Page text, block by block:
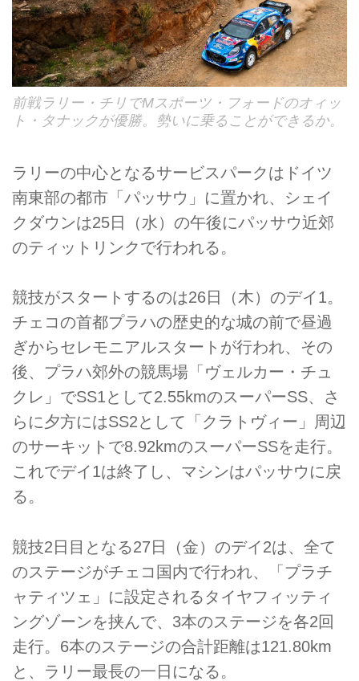
前戦ラリー・チリでMスポーツ・フォードのオィッ
ト・タナックが優勝。勢いに乗ることができるか。
ラリーの中心となるサービスパークはドイツ
南東部の都市「パッサウ」に置かれ、シェイ
クダウンは25日（水）の午後にパッサウ近郊
のティットリンクで行われる。
競技がスタートするのは26日（木）のデイ1。
チェコの首都プラハの歴史的な城の前で昼過
ぎからセレモニアルスタートが行われ、その
後、プラハ郊外の競馬場「ヴェルカー・チュ
クレ」でSS1として2.55kmのスーパーSS、さ
らに夕方にはSS2として「クラトヴィー」周辺
のサーキットで8.92kmのスーパーSSを走行。
これでデイ1は終了し、マシンはパッサウに戻
る。
競技2日目となる27日（金）のデイ2は、全て
のステージがチェコ国内で行われ、「プラチ
ャティツェ」に設定されるタイヤフィッティ
ングゾーンを挟んで、3本のステージを各2回
走行。6本のステージの合計距離は121.80km
と、ラリー最長の一日になる。